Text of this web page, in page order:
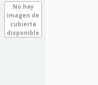
No hay
imagen de
cubierta
disponible